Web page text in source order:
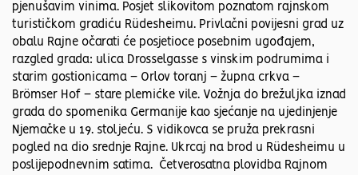
pjenušavim vinima. Posjet slikovitom poznatom rajnskom
turističkom gradiću Rüdesheimu. Privlačni povijesni grad uz
obalu Rajne očarati će posjetioce posebnim ugođajem,
razgled grada: ulica Drosselgasse s vinskim podrumima i
starim gostionicama – Orlov toranj – župna crkva –
Brömser Hof – stare plemićke vile. Vožnja do brežuljka iznad
grada do spomenika Germanije kao sjećanje na ujedinjenje
Njemačke u 19. stoljeću. S vidikovca se pruža prekrasni
pogled na dio srednje Rajne. Ukrcaj na brod u Rüdesheimu u
poslijepodnevnim satima. Četverosatna plovidba Rajnom